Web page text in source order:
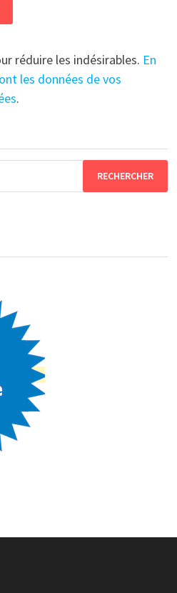
réduire les indésirables. En
les données de vos
.